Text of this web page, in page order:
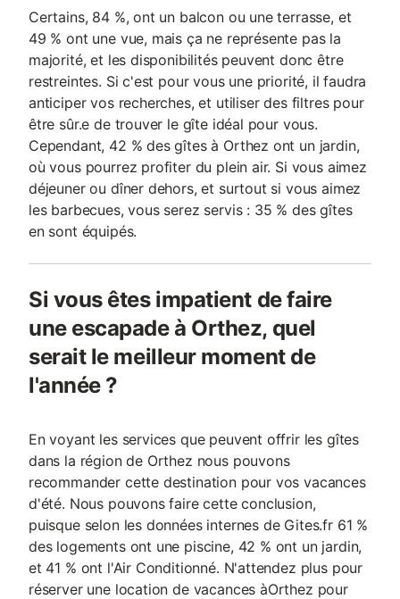
Certains, 84 %, ont un balcon ou une terrasse, et
49 % ont une vue, mais ça ne représente pas la
majorité, et les disponibilités peuvent donc être
restreintes. Si c'est pour vous une priorité, il faudra
anticiper vos recherches, et utiliser des filtres pour
être sûr.e de trouver le gîte idéal pour vous.
Cependant, 42 % des gîtes à Orthez ont un jardin,
où vous pourrez profiter du plein air. Si vous aimez
déjeuner ou dîner dehors, et surtout si vous aimez
les barbecues, vous serez servis : 35 % des gîtes
en sont équipés.
Si vous êtes impatient de faire
une escapade à Orthez, quel
serait le meilleur moment de
l'année ?
En voyant les services que peuvent offrir les gîtes
dans la région de Orthez nous pouvons
recommander cette destination pour vos vacances
d'été. Nous pouvons faire cette conclusion,
puisque selon les données internes de Gites.fr 61 %
des logements ont une piscine, 42 % ont un jardin,
et 41 % ont l'Air Conditionné. N'attendez plus pour
réserver une location de vacances àOrthez pour